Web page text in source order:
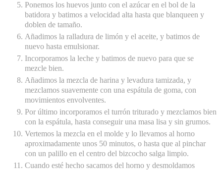
Ponemos los huevos junto con el azúcar en el bol de la
batidora y batimos a velocidad alta hasta que blanqueen y
doblen de tamaño.
Añadimos la ralladura de limón y el aceite, y batimos de
nuevo hasta emulsionar.
Incorporamos la leche y batimos de nuevo para que se
mezcle bien.
Añadimos la mezcla de harina y levadura tamizada, y
mezclamos suavemente con una espátula de goma, con
movimientos envolventes.
Por último incorporamos el turrón triturado y mezclamos bien
con la espátula, hasta conseguir una masa lisa y sin grumos.
Vertemos la mezcla en el molde y lo llevamos al horno
aproximadamente unos 50 minutos, o hasta que al pinchar
con un palillo en el centro del bizcocho salga limpio.
Cuando esté hecho sacamos del horno y desmoldamos